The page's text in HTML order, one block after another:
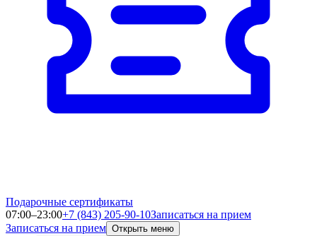
Подарочные сертификаты
07:00–23:00+7 (843) 205-90-10Записаться на прием
Записаться на прием Открыть меню